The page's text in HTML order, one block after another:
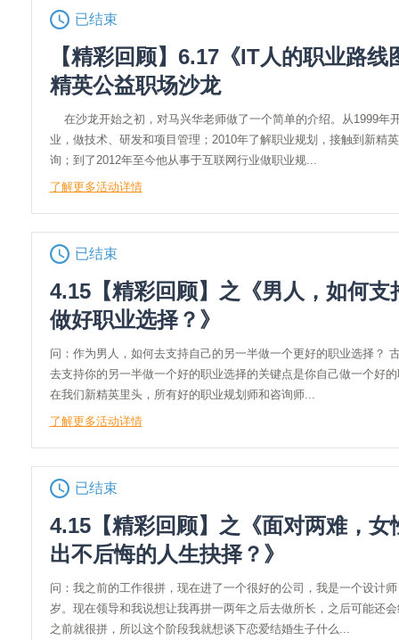
已结束
【精彩回顾】6.17《IT人的职业路
精英公益职场沙龙
在沙龙开始之初，对马兴华老师做了一个简单的介绍。从1999年
业，做技术、研发和项目管理；2010年了解职业规划，接触到新精
询；到了2012年至今他从事于互联网行业做职业规...
了解更多活动详情
已结束
4.15【精彩回顾】之《男人，如何支
做好职业选择？》
问：作为男人，如何去支持自己的另一半做一个更好的职业选择？
去支持你的另一半做一个好的职业选择的关键点是你自己做一个好
在我们新精英里头，所有好的职业规划师和咨询师...
了解更多活动详情
已结束
4.15【精彩回顾】之《面对两难，女
出不后悔的人生抉择？》
问：我之前的工作很拼，现在进了一个很好的公司，我是一个设计
岁。现在领导和我说想让我再拼一两年之后去做所长，之后可能还
之前就很拼，所以这个阶段我就想谈下恋爱结婚生子什么...